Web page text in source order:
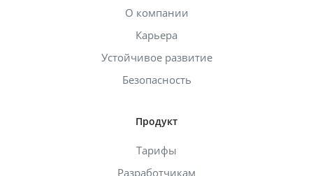
О компании
Карьера
Устойчивое развитие
Безопасность
Продукт
Тарифы
Разработчикам